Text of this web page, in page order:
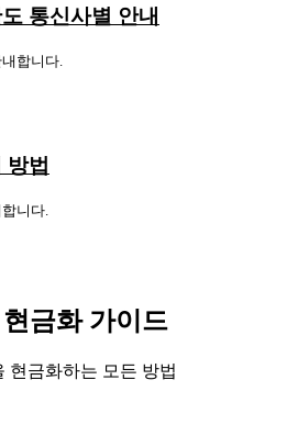
통신사별 안내
합니다.
법
니다.
금화 가이드
현금화하는 모든 방법